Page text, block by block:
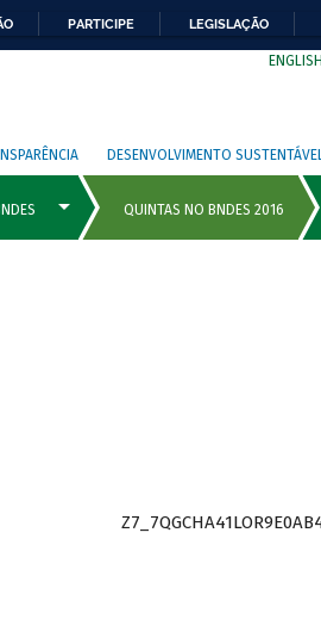
PARTICIPE LEGISLAÇÃO
ENGLISH
DESENVOLVIMENTO SUSTENTÁVEL